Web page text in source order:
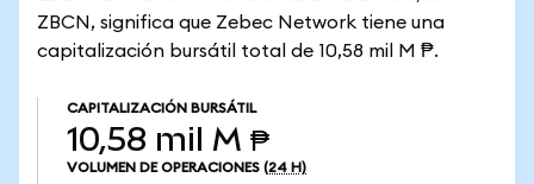
ZBCN, significa que Zebec Network tiene una
capitalización bursátil total de 10,58 mil M ₱.
CAPITALIZACIÓN BURSÁTIL
10,58 mil M ₱
VOLUMEN DE OPERACIONES (24 H)